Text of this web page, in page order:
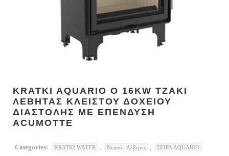
KRATKI AQUARIO O 16KW ΤΖΑΚΙ
ΛΕΒΗΤΑΣ ΚΛΕΙΣΤΟΥ ΔΟΧΕΙΟΥ
ΔΙΑΣΤΟΛΗΣ ΜΕ ΕΠΕΝΔΥΣΗ
ACUMOTTE
Categories: KRATKI WATER Νερού - Λέβητες ΣΕΙΡΑ AQUARIO